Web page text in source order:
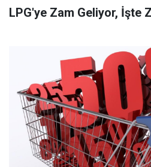
LPG'ye Zam Geliyor, İşte